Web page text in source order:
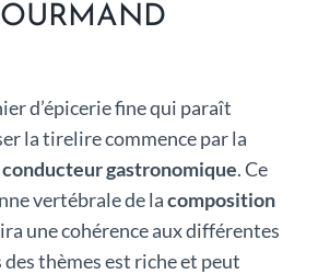
d’épicerie fine qui paraît
la tirelire commence par la
gastronomique. Ce
vertébrale de lacomposition
une cohérence aux différentes
des thèmes est riche et peut